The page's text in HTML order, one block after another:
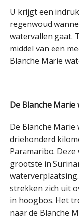
U krijgt een
regenwoud
watervallen gaat.
middel van een
Blanche Marie
De Blanche Marie
De Blanche
driehonderd
Paramaribo.
grootste in
strekken zich uit
in hoogbos. Het
naar de Blanche